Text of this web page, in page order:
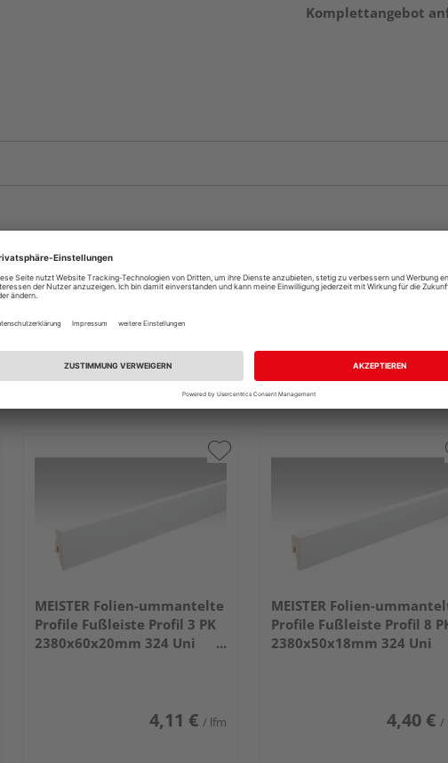
Komplettangebot
MEISTER Folien-ummantelte
Profile Fußleiste Profil 3 PK
2380x60x20mm 324 Uni
4,11 € / lfm
MEISTER Folien-
Profile Fußleiste Profil 8
2380x50x18mm 324 Uni
4,40 € /